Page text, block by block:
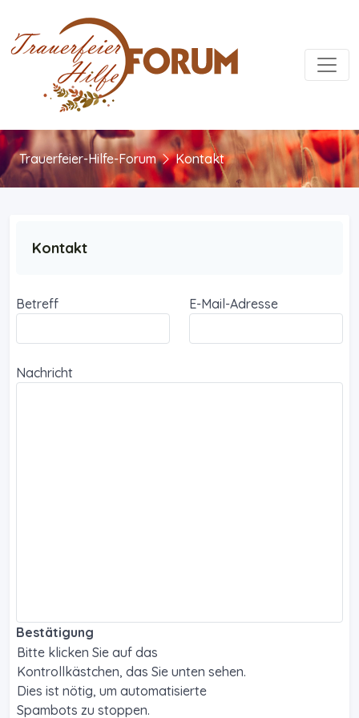
Trauerfeier-Hilfe-Forum Kontakt
Kontakt
Betreff E-Mail-Adresse
Nachricht
Bestätigung
Bitte klicken Sie auf das
Kontrollkästchen, das Sie unten sehen.
Dies ist nötig, um automatisierte
Spambots zu stoppen.